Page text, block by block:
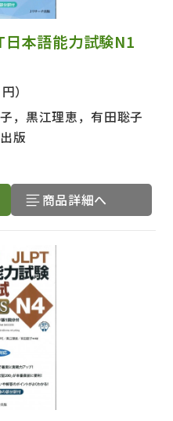
日本語能力試験N1
）
，黒江理恵，有田聡子
版
商品詳細へ